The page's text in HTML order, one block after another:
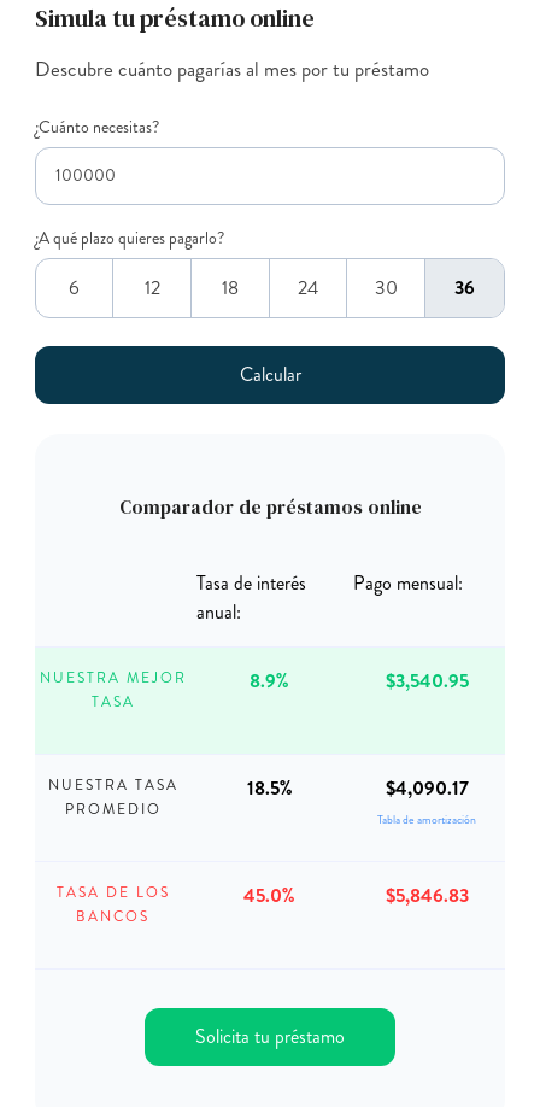
Simula tu préstamo online
Descubre cuánto pagarías al mes por tu préstamo
¿Cuánto necesitas?
¿A qué plazo quieres pagarlo?
6 12 18 24 30 36
Comparador de préstamos online
NUESTRA MEJOR
TASA
NUESTRA TASA
PROMEDIO
TASA DE LOS
BANCOS
Tasa de interés
anual:
8.9%
18.5%
45.0%
Pago mensual:
$3,540.95
$4,090.17
Tabla de amortización
$5,846.83
Solicita tu préstamo